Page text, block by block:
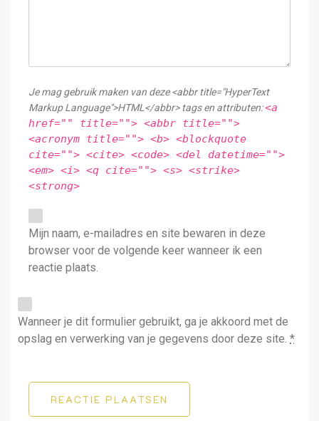
Je mag gebruik maken van deze <abbr title="HyperText
Markup Language">HTML</abbr> tags en attributen:<a
href="" title=""> <abbr title="">
<acronym title=""> <b> <blockquote
cite=""> <cite> <code> <del datetime="">
<em> <i> <q cite=""> <s> <strike>
<strong>
Mijn naam, e-mailadres en site bewaren in deze
browser voor de volgende keer wanneer ik een
reactie plaats.
Wanneer je dit formulier gebruikt, ga je akkoord met de
opslag en verwerking van je gegevens door deze site. *
REACTIE PLAATSEN